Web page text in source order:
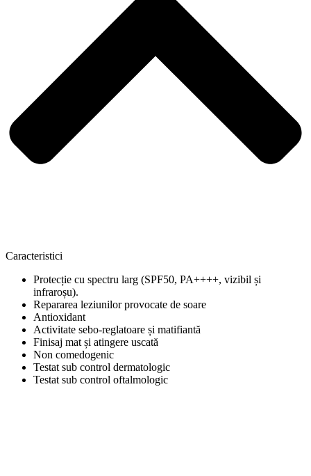
Caracteristici
Protecție cu spectru larg (SPF50, PA++++, vizibil și
infraroșu).
Repararea leziunilor provocate de soare
Antioxidant
Activitate sebo-reglatoare și matifiantă
Finisaj mat și atingere uscată
Non comedogenic
Testat sub control dermatologic
Testat sub control oftalmologic